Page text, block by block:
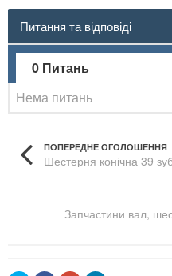
Питання та відповіді
0 Питань
Нема питань
ПОПЕРЕДНЕ ОГОЛОШЕННЯ
Шестерня конічна 39
Запчастини вал,